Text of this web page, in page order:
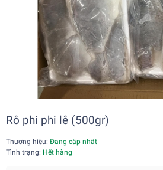
Rô phi phi lê (500gr)
Thương hiệu: Đang cập nhật
Tình trạng: Hết hàng